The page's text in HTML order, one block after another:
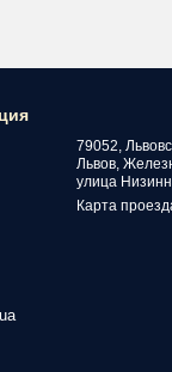
79052,
Львов,
улица
Карта